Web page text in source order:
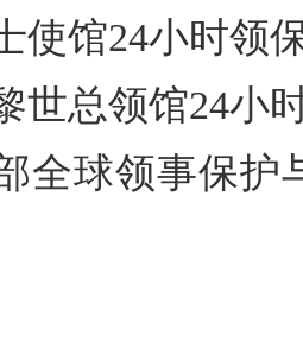
馆24小时领保
总领馆24小时
球领事保护与